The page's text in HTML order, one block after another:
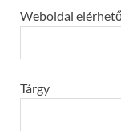
Weboldal
Tárgy